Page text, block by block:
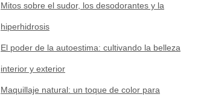
Mitos sobre el sudor, los desodorantes y la
hiperhidrosis
El poder de la autoestima: cultivando la belleza
interior y exterior
Maquillaje natural: un toque de color para